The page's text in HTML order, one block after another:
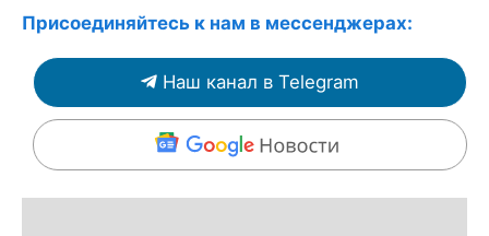
Присоединяйтесь к нам в мессенджерах:
Наш канал в Telegram